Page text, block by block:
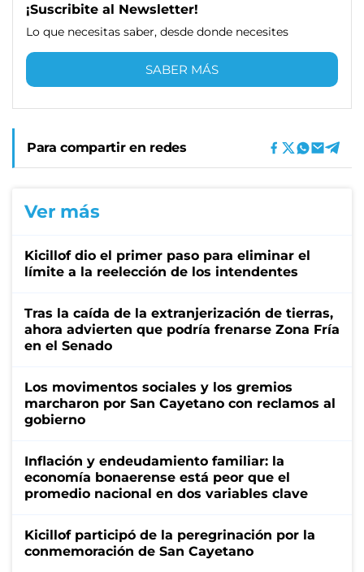
¡Suscribite al Newsletter!
Lo que necesitas saber, desde donde necesites
SABER MÁS
Para compartir en redes
Ver más
Kicillof dio el primer paso para eliminar el
límite a la reelección de los intendentes
Tras la caída de la extranjerización de tierras,
ahora advierten que podría frenarse Zona Fría
en el Senado
Los movimentos sociales y los gremios
marcharon por San Cayetano con reclamos al
gobierno
Inflación y endeudamiento familiar: la
economía bonaerense está peor que el
promedio nacional en dos variables clave
Kicillof participó de la peregrinación por la
conmemoración de San Cayetano